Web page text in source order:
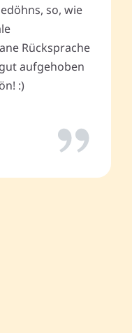
so, wie
Rücksprache
aufgehoben
:)